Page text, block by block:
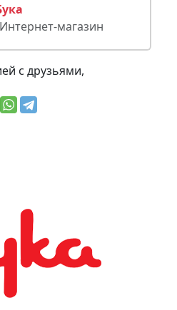
магазин
с друзьями,